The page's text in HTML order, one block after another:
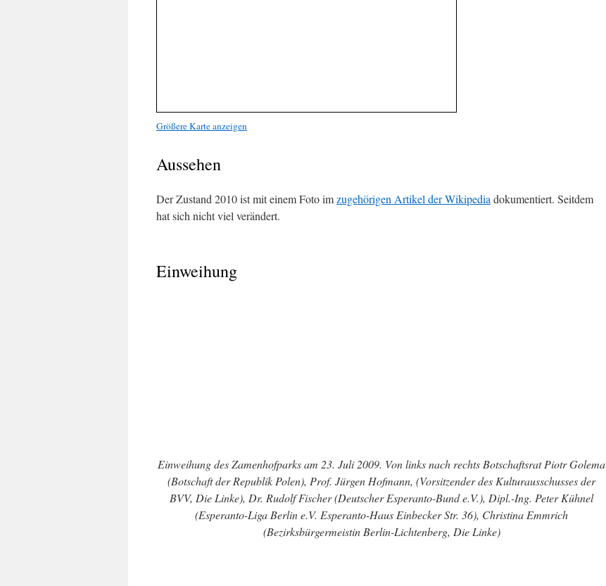
Größere Karte anzeigen
Aussehen
Der Zustand 2010 ist mit einem Foto imzugehörigen Artikel der Wikipedia dokumentiert. Seitdem
hat sich nicht viel verändert.
Einweihung
Einweihung des Zamenhofparks am 23. Juli 2009. Von links nach rechts Botschaftsrat Piotr Golema
(Botschaft der Republik Polen), Prof. Jürgen Hofmann, (Vorsitzender des Kulturausschusses der
BVV, Die Linke), Dr. Rudolf Fischer (Deutscher Esperanto-Bund e.V.), Dipl.-Ing. Peter Kühnel
(Esperanto-Liga Berlin e.V. Esperanto-Haus Einbecker Str. 36), Christina Emmrich
(Bezirksbürgermeistin Berlin-Lichtenberg, Die Linke)